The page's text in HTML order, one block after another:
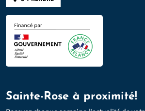
Sainte-Rose à proximité!